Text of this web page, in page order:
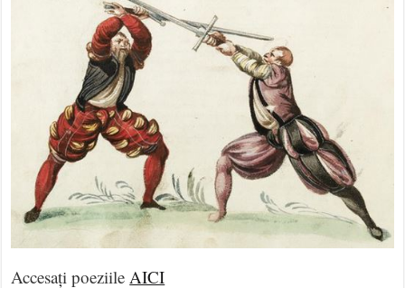
Accesați poeziile AICI